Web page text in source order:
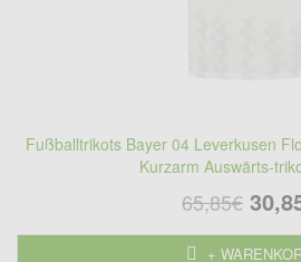
Fußballtrikots Bayer 04 Leverkusen
Kurzarm Auswärts-
65,85€
+